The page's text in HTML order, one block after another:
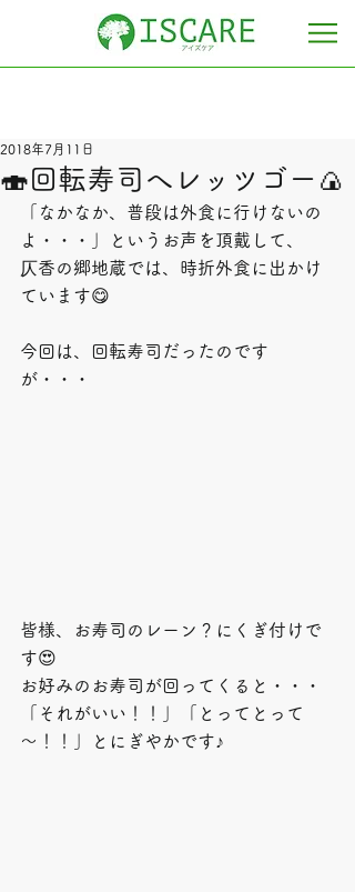
🍣回転寿司へレッツゴー🍙
2018年7月11日
「なかなか、普段は外食に行けないの
よ・・・」というお声を頂戴して、
仄香の郷地蔵では、時折外食に出かけ
ています😋
今回は、回転寿司だったのです
が・・・
皆様、お寿司のレーン？にくぎ付けで
す😍
お好みのお寿司が回ってくると・・・
「それがいい！！」「とってとって
～！！」とにぎやかです♪